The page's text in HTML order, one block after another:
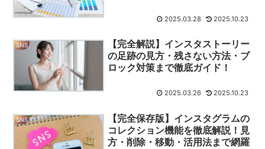
2025.03.28 2025.10.23
SNS
【完全解説】インスタストーリー
の足跡の見方・残さない方法・ブ
ロック対策まで徹底ガイド！
2025.03.26 2025.10.23
SNS
【完全保存版】インスタグラムの
コレクション機能を徹底解説！見
方・削除・移動・活用法まで網羅